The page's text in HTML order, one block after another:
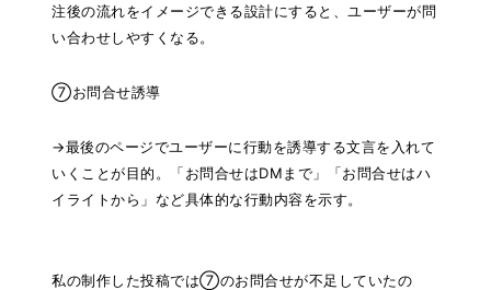
注後の流れをイメージできる設計にすると、ユーザーが問
い合わせしやすくなる。
⑦お問合せ誘導
→最後のページでユーザーに行動を誘導する文言を入れて
いくことが目的。「お問合せはDMまで」「お問合せはハ
イライトから」など具体的な行動内容を示す。
私の制作した投稿では⑦のお問合せが不足していたの